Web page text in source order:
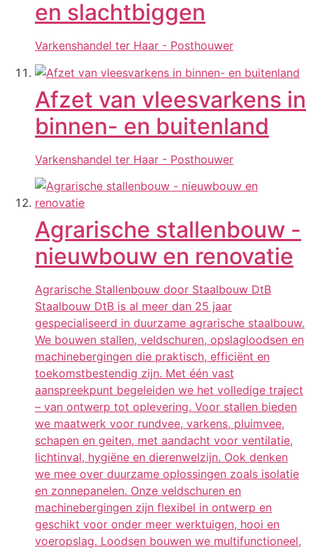
en slachtbiggen
Varkenshandel ter Haar - Posthouwer
Afzet van vleesvarkens in
binnen- en buitenland
Varkenshandel ter Haar - Posthouwer
Agrarische stallenbouw -
nieuwbouw en renovatie
Agrarische Stallenbouw door Staalbouw DtB
Staalbouw DtB is al meer dan 25 jaar
gespecialiseerd in duurzame agrarische staalbouw.
We bouwen stallen, veldschuren, opslagloodsen en
machinebergingen die praktisch, efficiënt en
toekomstbestendig zijn. Met één vast
aanspreekpunt begeleiden we het volledige traject
– van ontwerp tot oplevering. Voor stallen bieden
we maatwerk voor rundvee, varkens, pluimvee,
schapen en geiten, met aandacht voor ventilatie,
lichtinval, hygiëne en dierenwelzijn. Ook denken
we mee over duurzame oplossingen zoals isolatie
en zonnepanelen. Onze veldschuren en
machinebergingen zijn flexibel in ontwerp en
geschikt voor onder meer werktuigen, hooi en
voeropslag. Loodsen bouwen we multifunctioneel,